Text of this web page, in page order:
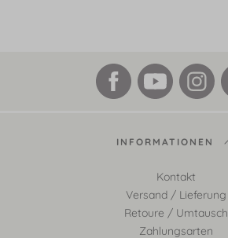
INFORMATIONEN
Kontakt
Versand / Lieferung
Retoure / Umtausch
Zahlungsarten